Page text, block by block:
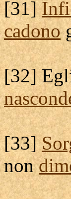
[31]
cadono
[32]
[33]
non